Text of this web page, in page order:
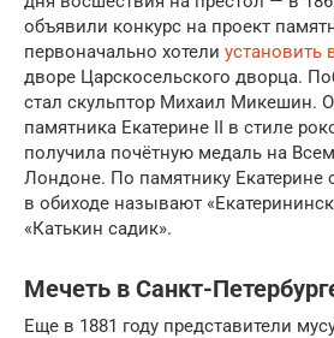
объявили конкурс на проект
первоначально хотели установить
дворе Царскосельского дворца.
стал скульптор Михаил Микешин.
памятника Екатерине II в стиле
получила почётную медаль на
Лондоне. По памятнику Екатерине
в обиходе называют
«Катькин садик».
Мечеть в Санкт-
Еще в 1881 году представители